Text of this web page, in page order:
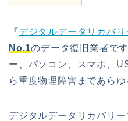
『デジタルデータリカバリ
No.1のデータ復旧業者で
ー、パソコン、スマホ、
ら重度物理障害まであら
デジタルデータリカバリ